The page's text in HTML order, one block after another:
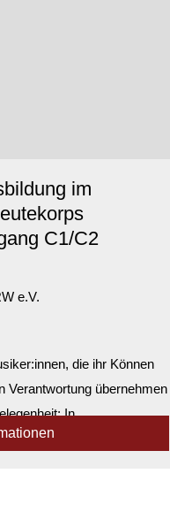
im
C1/C2
e.V.
die ihr Können
Verantwortung übernehmen
In
der Amateurmusik